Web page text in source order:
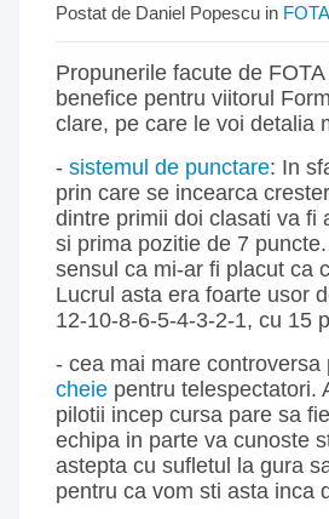
Postat de Daniel Popescu in FOTA
Propunerile facute de
benefice pentru viitorul
clare, pe care le voi detalia
- sistemul de punctare: In
prin care se incearca
dintre primii doi clasati va fi
si prima pozitie de 7
sensul ca mi-ar fi placut ca
Lucrul asta era foarte usor
12-10-8-6-5-4-3-2-1, cu 15
- cea mai mare
cheie pentru telespectatori.
pilotii incep cursa pare sa
echipa in parte va cunoste
astepta cu sufletul la gura
pentru ca vom sti asta inca